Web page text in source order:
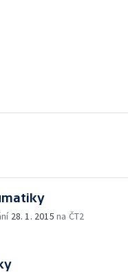
28. 1. 2015 na ČT2